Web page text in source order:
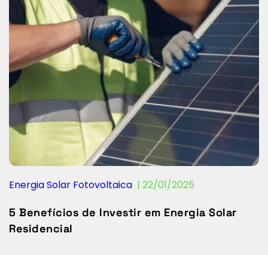
Energia Solar Fotovoltaica
  |
22/01/2025
5 Benefícios de Investir em Energia Solar
Residencial